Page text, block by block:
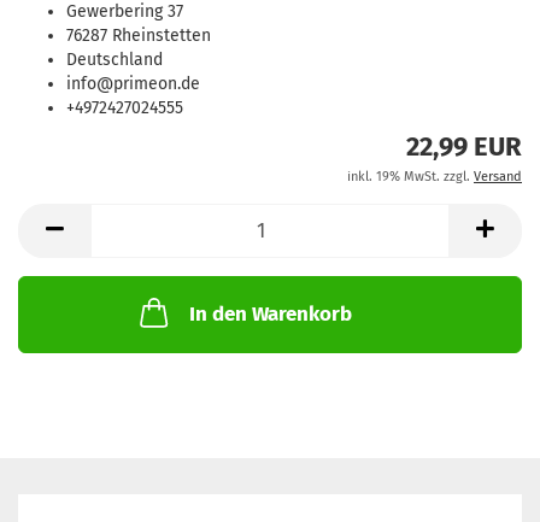
Gewerbering 37
76287 Rheinstetten
Deutschland
info@primeon.de
+4972427024555
22,99 EUR
inkl. 19% MwSt. zzgl. Versand
In den Warenkorb